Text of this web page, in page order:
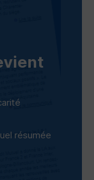
résumée